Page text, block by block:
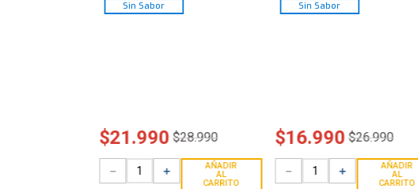
Sin Sabor
$21.990 $28.990
＋
－
AÑADIR
AL
CARRITO
Sin Sabor
$16.990 $26.990
＋
－
AÑADIR
AL
CARRITO